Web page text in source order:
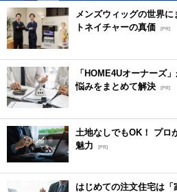
メンズウィッグの世界
トネイチャーの真価 [PR]
「HOME4Uオーナーズ
悩みをまとめて解決 [PR]
土地なしでもOK！ プロ
魅力
[PR]
はじめての注文住宅は